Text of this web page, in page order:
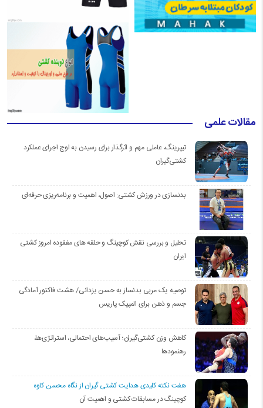
مقالات علمی
تیپرینگ، عاملی مهم و اثرگذار برای رسیدن به اوج اجرای عملکرد
کشتی‌گیران
بدنسازی در ورزش کشتی: اصول، اهمیت و برنامه‌ریزی حرفه‌ای
تحلیل و بررسی نقش کوچینگ و حلقه های مفقوده امروز کشتی
ایران
توصیه یک مربی بدنساز به حسن یزدانی/ هشت فاکتور آمادگی
جسم و ذهن برای المپیک پاریس
کاهش وزن کشتی‌گیران؛ آسیب‌های احتمالی، استراتژی‌ها،
رهنمودها
هفت نکته کلیدی هدایت کشتی گیران از نگاه محسن کاوه
کوچینگ در مسابقات کشتی و اهمیت آن